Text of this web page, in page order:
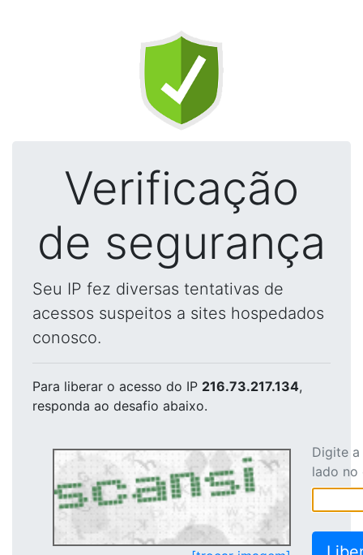
Verificação
de segurança
Seu IP fez diversas tentativas de
acessos suspeitos a sites hospedados
conosco.
Para liberar o acesso do IP 216.73.217.134,
responda ao desafio abaixo.
Digite
lado no